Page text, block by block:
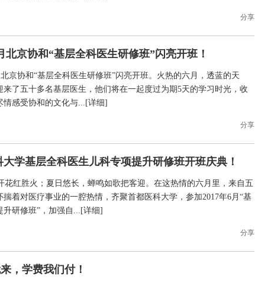
分享
京协和“基层全科医生研修班”闪亮开班！
京协和“基层全科医生研修班”闪亮开班。火热的六月，透蓝的天
来了五十多名基层医生，他们将在一起度过为期5天的学习时光，收
情感受协和的文化与...[详细]
分享
学基层全科医生儿科专项提升研修班开班庆典！
花红胜火；夏日悠长，蝉鸣如歌把客迎。在这热情的六月里，来自五
着对医疗事业的一腔热情，齐聚首都医科大学，参加2017年6月“基
升研修班”，加强自...[详细]
分享
，学费我们付！